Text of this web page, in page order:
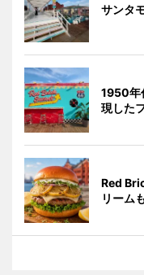
サンタ
1950年
現した
Red
リーム